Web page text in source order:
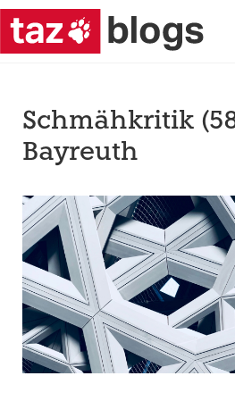
Schmähkritik
Bayreuth